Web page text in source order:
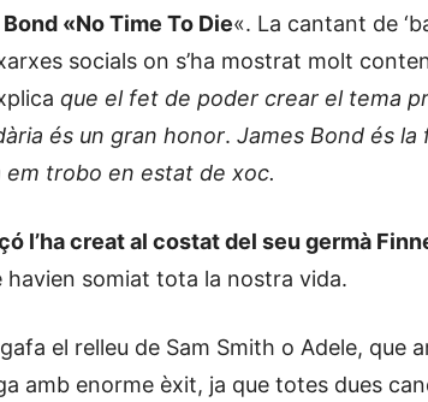
«No Time To Die«. La cantant de
socials on s’ha mostrat molt
que el fet de poder crear el tema
és un gran honor. James Bond és la
em trobo en estat de xoc.
l’ha creat al costat del seu germà
havien somiat tota la nostra vida.
el relleu de Sam Smith o Adele, que
amb enorme èxit, ja que totes dues